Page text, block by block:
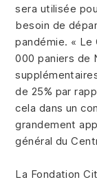
sera utilisée
besoin de
pandémie. «
000 paniers de
de 25% par
cela dans un
grandement
général du
La Fondation